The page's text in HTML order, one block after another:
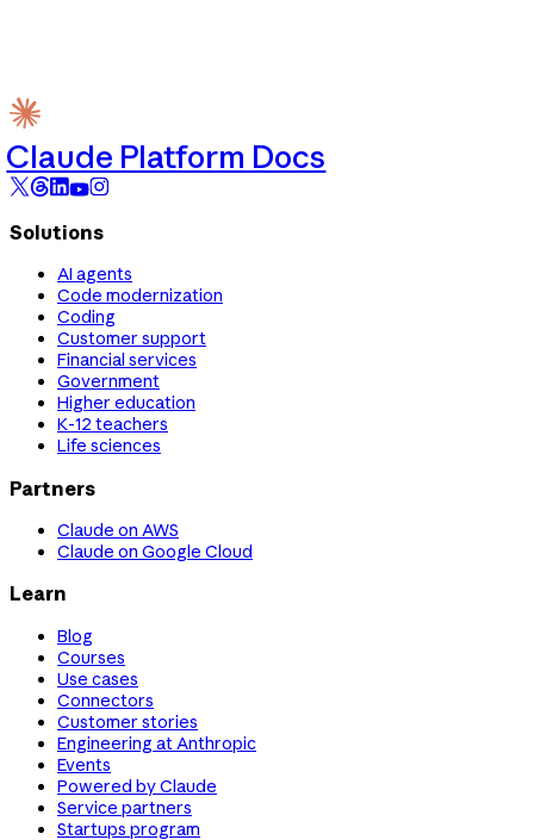
Claude Platform Docs
Solutions
AI agents
Code modernization
Coding
Customer support
Financial services
Government
Higher education
K-12 teachers
Life sciences
Partners
Claude on AWS
Claude on Google Cloud
Learn
Blog
Courses
Use cases
Connectors
Customer stories
Engineering at Anthropic
Events
Powered by Claude
Service partners
Startups program